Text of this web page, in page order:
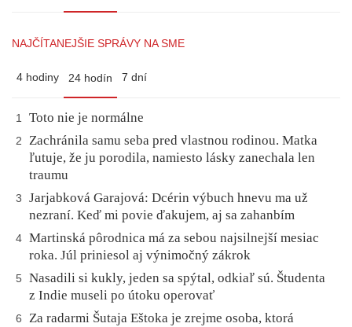
NAJČÍTANEJŠIE SPRÁVY NA SME
4 hodiny 24 hodín 7 dní
1 Toto nie je normálne
2
Zachránila samu seba pred vlastnou rodinou. Matka
ľutuje, že ju porodila, namiesto lásky zanechala len
traumu
3
Jarjabková Garajová: Dcérin výbuch hnevu ma už
nezraní. Keď mi povie ďakujem, aj sa zahanbím
4 Martinská pôrodnica má za sebou najsilnejší mesiac
roka. Júl priniesol aj výnimočný zákrok
5
Nasadili si kukly, jeden sa spýtal, odkiaľ sú. Študenta
z Indie museli po útoku operovať
6
Za radarmi Šutaja Eštoka je zrejme osoba, ktorá